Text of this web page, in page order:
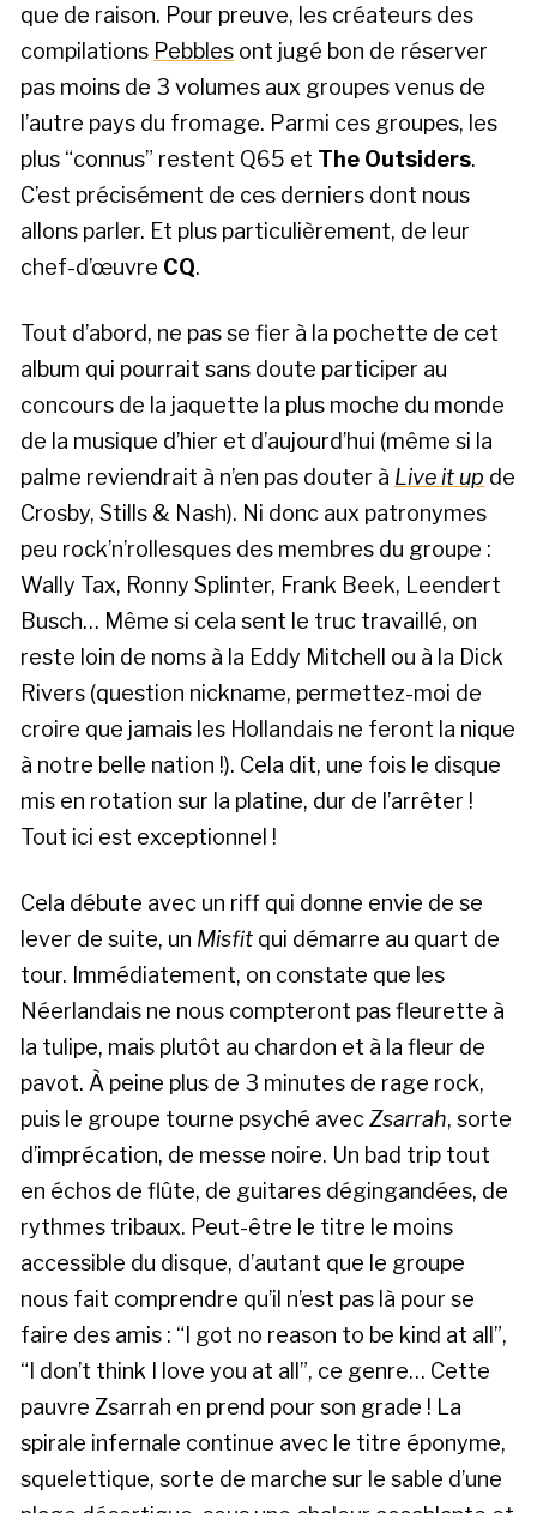
que de raison. Pour preuve, les créateurs des
compilations Pebbles ont jugé bon de réserver
pas moins de 3 volumes aux groupes venus de
l’autre pays du fromage. Parmi ces groupes, les
plus “connus” restent Q65 et The Outsiders.
C’est précisément de ces derniers dont nous
allons parler. Et plus particulièrement, de leur
chef-d’œuvre CQ.
Tout d’abord, ne pas se fier à la pochette de cet
album qui pourrait sans doute participer au
concours de la jaquette la plus moche du monde
de la musique d’hier et d’aujourd’hui (même si la
palme reviendrait à n’en pas douter à Live it up de
Crosby, Stills & Nash). Ni donc aux patronymes
peu rock’n’rollesques des membres du groupe :
Wally Tax, Ronny Splinter, Frank Beek, Leendert
Busch… Même si cela sent le truc travaillé, on
reste loin de noms à la Eddy Mitchell ou à la Dick
Rivers (question nickname, permettez-moi de
croire que jamais les Hollandais ne feront la nique
à notre belle nation !). Cela dit, une fois le disque
mis en rotation sur la platine, dur de l’arrêter !
Tout ici est exceptionnel !
Cela débute avec un riff qui donne envie de se
lever de suite, un Misfit qui démarre au quart de
tour. Immédiatement, on constate que les
Néerlandais ne nous compteront pas fleurette à
la tulipe, mais plutôt au chardon et à la fleur de
pavot. À peine plus de 3 minutes de rage rock,
puis le groupe tourne psyché avecZsarrah, sorte
d’imprécation, de messe noire. Un bad trip tout
en échos de flûte, de guitares dégingandées, de
rythmes tribaux. Peut-être le titre le moins
accessible du disque, d’autant que le groupe
nous fait comprendre qu’il n’est pas là pour se
faire des amis : “I got no reason to be kind at all”,
“I don’t think I love you at all”, ce genre… Cette
pauvre Zsarrah en prend pour son grade ! La
spirale infernale continue avec le titre éponyme,
squelettique, sorte de marche sur le sable d’une